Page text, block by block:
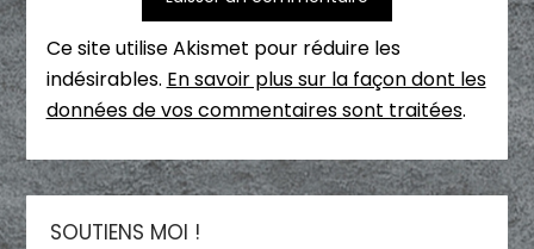
Ce site utilise Akismet pour réduire les
indésirables. En savoir plus sur la façon dont les
données de vos commentaires sont traitées.
SOUTIENS MOI !